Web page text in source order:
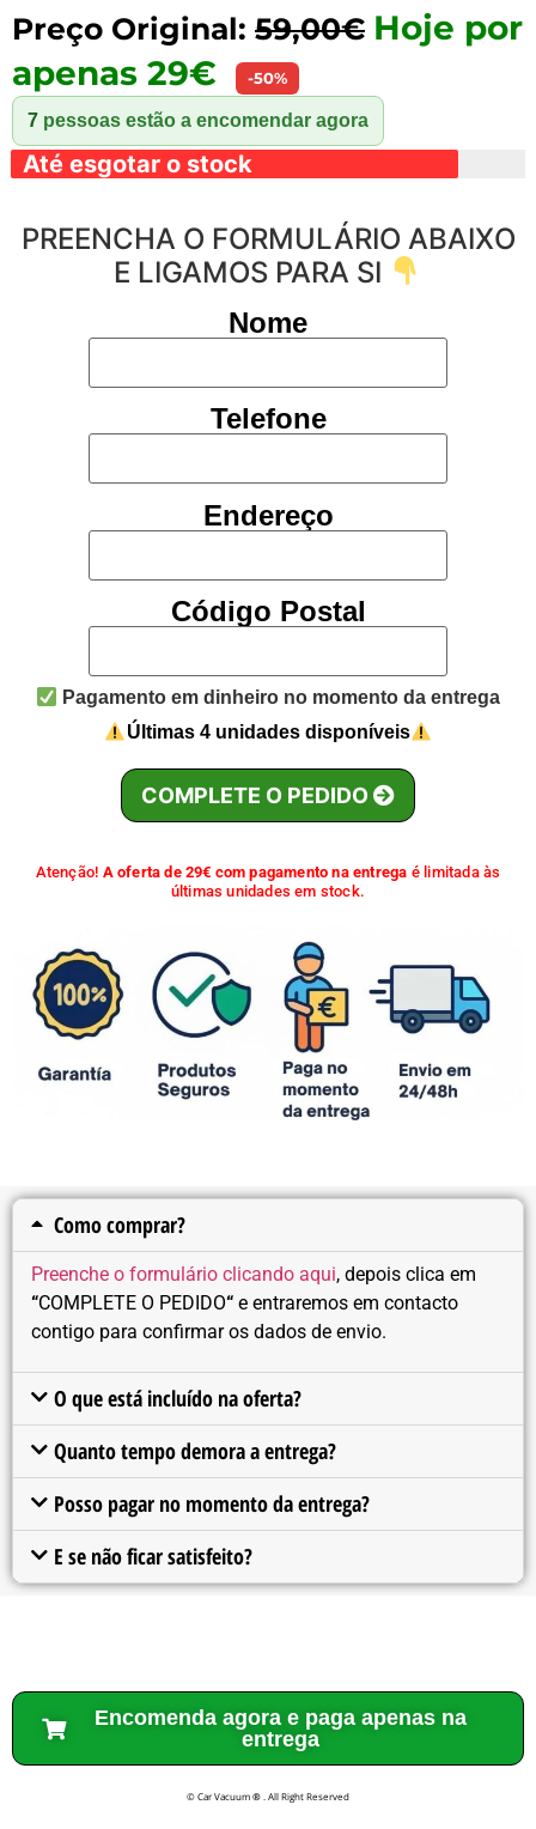
Preço Original: 59,00€ Hoje por
apenas 29€
-50%
7 pessoas estão a encomendar agora
Até esgotar o stock
PREENCHA O FORMULÁRIO ABAIXO
E LIGAMOS PARA SI
Nome
Telefone
Endereço
Código Postal
Pagamento em dinheiro no momento da entrega
Últimas 4 unidades disponíveis
COMPLETE O PEDIDO
Atenção! A oferta de 29€ com pagamento na entrega é limitada às
últimas unidades em stock.
Como comprar?
Preenche o formulário clicando aqui, depois clica em
“COMPLETE O PEDIDO“ e entraremos em contacto
contigo para confirmar os dados de envio.
O que está incluído na oferta?
Quanto tempo demora a entrega?
Posso pagar no momento da entrega?
E se não ficar satisfeito?
Encomenda agora e paga apenas na
entrega
© Car Vacuum®. All Right Reserved